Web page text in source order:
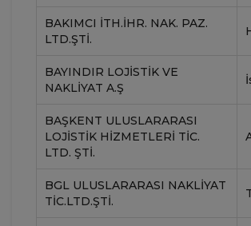
BAKIMCI İTH.İHR. NAK. PAZ.
LTD.ŞTI.
BAYINDIR LOJISTIK VE
NAKLIYAT A.Ş
BAŞKENT ULUSLARARASI
LOJISTIK HIZMETLERI TIC.
LTD. ŞTI.
BGL ULUSLARARASI NAKLIYAT
TIC.LTD.ŞTI.